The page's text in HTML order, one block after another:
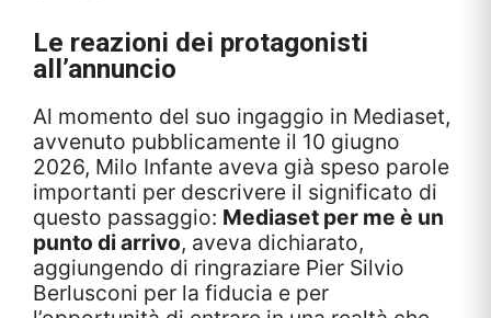
Le reazioni dei protagonisti
all’annuncio
Al momento del suo ingaggio in Mediaset,
avvenuto pubblicamente il 10 giugno
2026, Milo Infante aveva già speso parole
importanti per descrivere il significato di
questo passaggio: Mediaset per me è un
punto di arrivo, aveva dichiarato,
aggiungendo di ringraziare Pier Silvio
Berlusconi per la fiducia e per